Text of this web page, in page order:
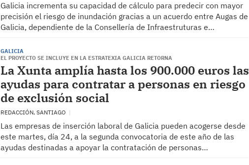
Galicia incrementa su capacidad de cálculo para predecir con mayor
precisión el riesgo de inundación gracias a un acuerdo entre Augas de
Galicia, dependiente de la Consellería de Infraestruturas e…
GALICIA
EL PROYECTO SE INCLUYE EN LA ESTRATEXIA GALICIA RETORNA
La Xunta amplía hasta los 900.000 euros las
ayudas para contratar a personas en riesgo
de exclusión social
REDACCIÓN, SANTIAGO
Las empresas de inserción laboral de Galicia pueden acogerse desde
este martes, día 24, a la segunda convocatoria de este año de las
ayudas destinadas a apoyar la contratación de personas…